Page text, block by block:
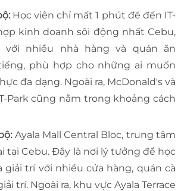
Học viên chỉ mất 1 phút để đến IT-
kinh doanh sôi động nhất Cebu,
với nhiều nhà hàng và quán ăn
phù hợp cho những ai muốn
đa dạng. Ngoài ra, McDonald's và
Park cũng nằm trong khoảng cách
Ayala Mall Central Bloc, trung tâm
tại Cebu. Đây là nơi lý tưởng để học
giải trí với nhiều cửa hàng, quán cà
trí. Ngoài ra, khu vực Ayala Terrace